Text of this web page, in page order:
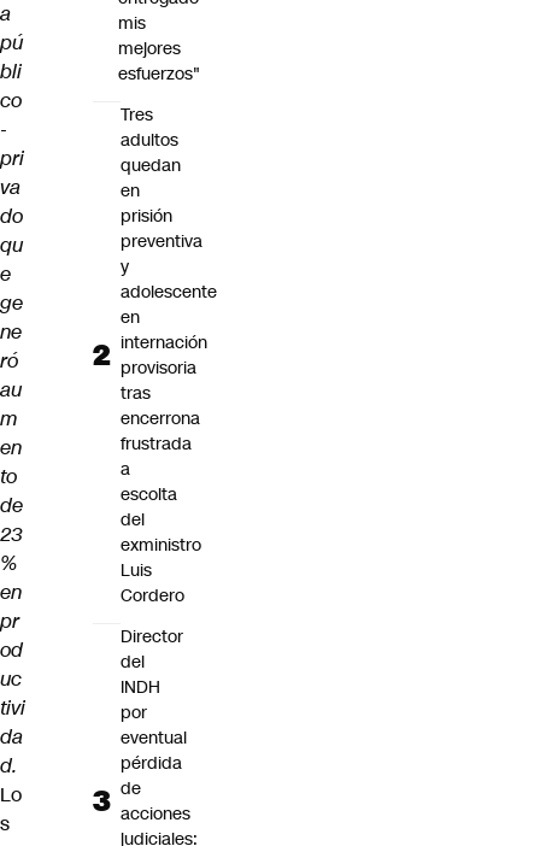
a
pú
bli
co
-
pri
va
do
qu
e
ge
ne
ró
au
m
en
to
de
23
%
en
pr
od
uc
tivi
da
d.
Lo
s
mis
mejores
esfuerzos"
Tres
adultos
quedan
en
prisión
preventiva
y
adolescente
en
internación
provisoria
tras
encerrona
frustrada
a
escolta
del
exministro
Luis
Cordero
Director
del
INDH
por
eventual
pérdida
de
acciones
judiciales: